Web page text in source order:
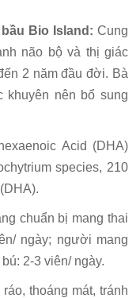
Bio Island: Cung
não bộ và thị giác
2 năm đầu đời. Bà
khuyên nên bổ sung
Acid (DHA)
species, 210
chuẩn bị mang thai
ngày; người mang
2-3 viên/ ngày.
thoáng mát, tránh